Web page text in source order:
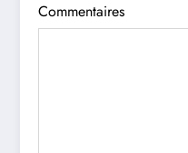
Commentaires